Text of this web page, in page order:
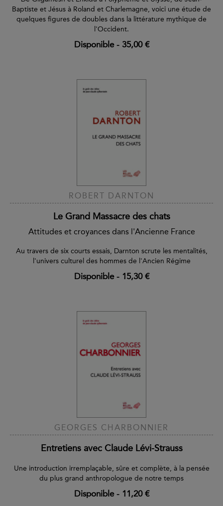
Baptiste et Jésus à Roland et Charlemagne, voici une étude de
quelques figures de doubles dans la littérature mythique de
l'Occident.
Disponible- 35,00 €
ROBERT DARNTON
Le Grand Massacre des chats
Attitudes et croyances dans l'Ancienne France
Au travers de six courts essais, Darnton scrute les mentalités,
l'univers culturel des hommes de l'Ancien Régime
Disponible- 15,30 €
GEORGES CHARBONNIER
Entretiens avec Claude Lévi-Strauss
Une introduction irremplaçable, sûre et complète, à la pensée
du plus grand anthropologue de notre temps
Disponible- 11,20 €